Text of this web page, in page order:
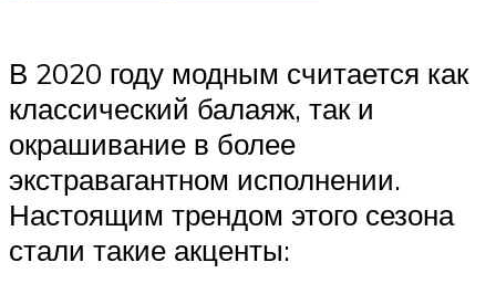
В 2020 году модным считается как
классический балаяж, так и
окрашивание в более
экстравагантном исполнении.
Настоящим трендом этого сезона
стали такие акценты: